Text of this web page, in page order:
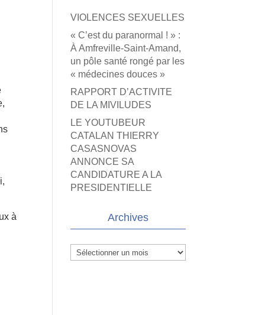
à
VIOLENCES SEXUELLES
« C’est du paranormal ! » :
À Amfreville-Saint-Amand,
un pôle santé rongé par les
« médecines douces »
RAPPORT D’ACTIVITE
DE LA MIVILUDES
LE YOUTUBEUR
CATALAN THIERRY
CASASNOVAS
ANNONCE SA
CANDIDATURE A LA
PRESIDENTIELLE
Archives
Archives